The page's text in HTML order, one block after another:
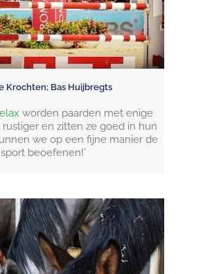
Krochten; Bas Huijbregts
worden paarden met enige
en zitten ze goed in hun
we op een fijne manier de
sport beoefenen!’